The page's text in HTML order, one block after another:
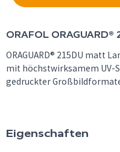
ORAFOL ORAGUARD®
ORAGUARD® 215DU matt
mit höchstwirksamem UV-
gedruckter
Eigenschaften